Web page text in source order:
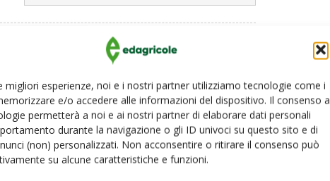
migliori esperienze, noi e i nostri partner utilizziamo tecnologie come i
e/o accedere alle informazioni del dispositivo. Il consenso a
permetterà a noi e ai nostri partner di elaborare dati personali
durante la navigazione o gli ID univoci su questo sito e di
(non) personalizzati. Non acconsentire o ritirare il consenso può
su alcune caratteristiche e funzioni.